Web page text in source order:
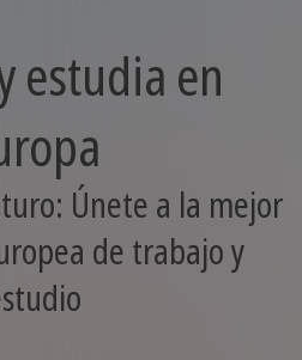
estudia en
Únete a la mejor
de trabajo y